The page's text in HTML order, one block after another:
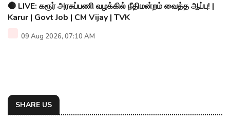
🔴 LIVE: கரூர் அரசுப்பணி வழக்கில் நீதிமன்றம் வைத்த ஆப்பு! |
Karur | Govt Job | CM Vijay | TVK
09 Aug 2026, 07:10 AM
SHARE US